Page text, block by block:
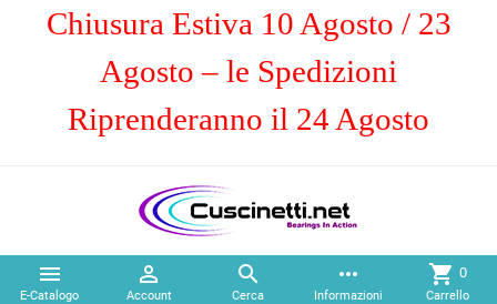
Chiusura Estiva 10 Agosto / 23
Agosto – le Spedizioni
Riprenderanno il 24 Agosto

E-Catalogo

Account

Cerca
more_horiz
Informazioni
shopping_cart 0
Carrello